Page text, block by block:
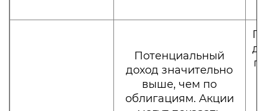
Потенциальный
доход значительно
выше, чем по
облигациям. Акции